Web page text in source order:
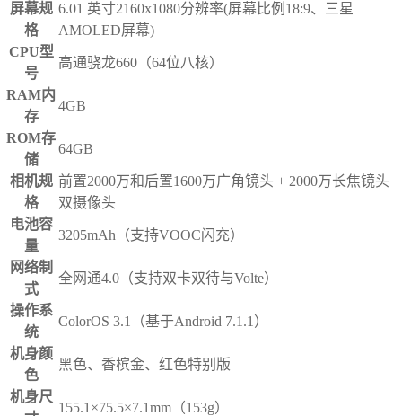
屏幕规
格
6.01 英寸2160x1080分辨率(屏幕比例18:9、三星
AMOLED屏幕)
CPU型
号
高通骁龙660（64位八核）
RAM内
存
4GB
ROM存
储
64GB
相机规
格
前置2000万和后置1600万广角镜头 + 2000万长焦镜头
双摄像头
电池容
量
3205mAh（支持VOOC闪充）
网络制
式
全网通4.0（支持双卡双待与Volte）
操作系
统
ColorOS 3.1（基于Android 7.1.1）
机身颜
色
黑色、香槟金、红色特别版
机身尺
155.1×75.5×7.1mm（153g）